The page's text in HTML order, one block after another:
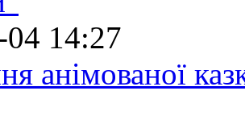
14:27
анімованої